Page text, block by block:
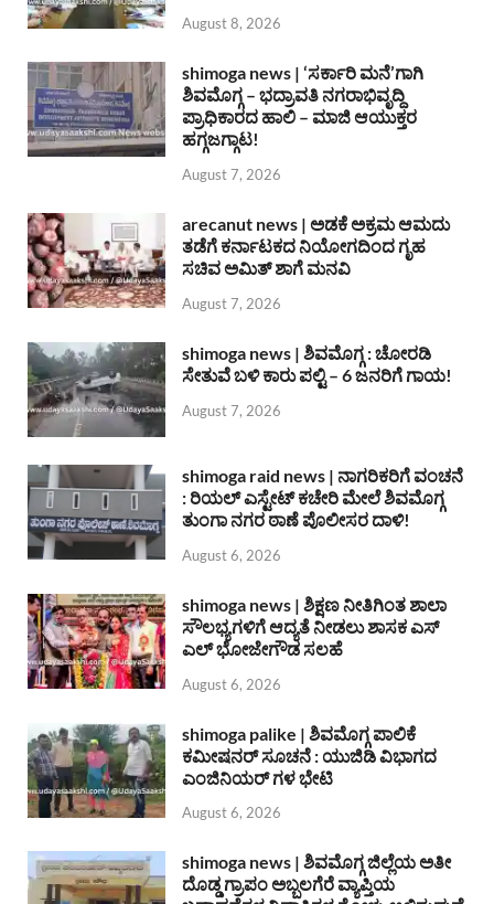
August 8, 2026
shimoga news | ‘ಸರ್ಕಾರಿ ಮನೆ’ಗಾಗಿ
ಶಿವಮೊಗ್ಗ – ಭದ್ರಾವತಿ ನಗರಾಭಿವೃದ್ದಿ
ಪ್ರಾಧಿಕಾರದ ಹಾಲಿ – ಮಾಜಿ ಆಯುಕ್ತರ
ಹಗ್ಗಜಗ್ಗಾಟ!
August 7, 2026
arecanut news | ಅಡಕೆ ಅಕ್ರಮ ಆಮದು
ತಡೆಗೆ ಕರ್ನಾಟಕದ ನಿಯೋಗದಿಂದ ಗೃಹ
ಸಚಿವ ಅಮಿತ್ ಶಾಗೆ ಮನವಿ
August 7, 2026
shimoga news | ಶಿವಮೊಗ್ಗ : ಚೋರಡಿ
ಸೇತುವೆ ಬಳಿ ಕಾರು ಪಲ್ಟಿ – 6 ಜನರಿಗೆ ಗಾಯ!
August 7, 2026
shimoga raid news | ನಾಗರಿಕರಿಗೆ ವಂಚನೆ
: ರಿಯಲ್ ಎಸ್ಟೇಟ್ ಕಚೇರಿ ಮೇಲೆ ಶಿವಮೊಗ್ಗ
ತುಂಗಾ ನಗರ ಠಾಣೆ ಪೊಲೀಸರ ದಾಳಿ!
August 6, 2026
shimoga news | ಶಿಕ್ಷಣ ನೀತಿಗಿಂತ ಶಾಲಾ
ಸೌಲಭ್ಯಗಳಿಗೆ ಆದ್ಯತೆ ನೀಡಲು ಶಾಸಕ ಎಸ್
ಎಲ್ ಭೋಜೇಗೌಡ ಸಲಹೆ
August 6, 2026
shimoga palike | ಶಿವಮೊಗ್ಗ ಪಾಲಿಕೆ
ಕಮೀಷನರ್ ಸೂಚನೆ : ಯುಜಿಡಿ ವಿಭಾಗದ
ಎಂಜಿನಿಯರ್ ಗಳ ಭೇಟಿ
August 6, 2026
shimoga news | ಶಿವಮೊಗ್ಗ ಜಿಲ್ಲೆಯ ಅತೀ
ದೊಡ್ಡ ಗ್ರಾಪಂ ಅಬ್ಬಲಗೆರೆ ವ್ಯಾಪ್ತಿಯ